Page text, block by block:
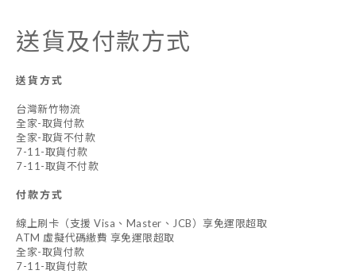
送貨及付款方式
送貨方式
台灣新竹物流
全家-取貨付款
全家-取貨不付款
7-11-取貨付款
7-11-取貨不付款
付款方式
線上刷卡（支援 Visa、Master、JCB）享免運限超取
ATM 虛擬代碼繳費 享免運限超取
全家-取貨付款
7-11-取貨付款